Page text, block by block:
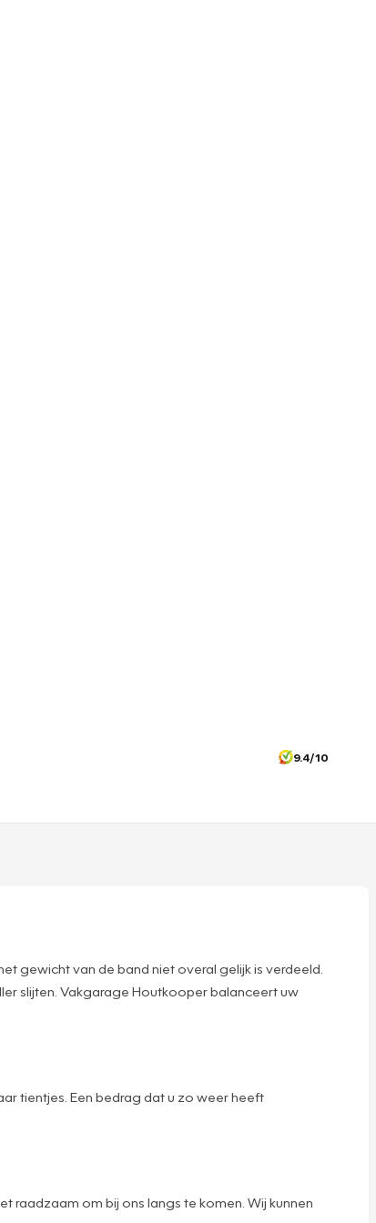
9.4/10
gewicht van de band niet overal gelijk is verdeeld.
slijten. Vakgarage Houtkooper balanceert uw
tientjes. Een bedrag dat u zo weer heeft
raadzaam om bij ons langs te komen. Wij kunnen